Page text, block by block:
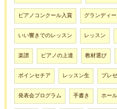
ピアノコンクール入賞 グランディ
いい響きでのレッスン レッスン
楽譜 ピアノの上達 教材選び
ポインセチア レッスン生 プレ
発表会プログラム 手書き ホー